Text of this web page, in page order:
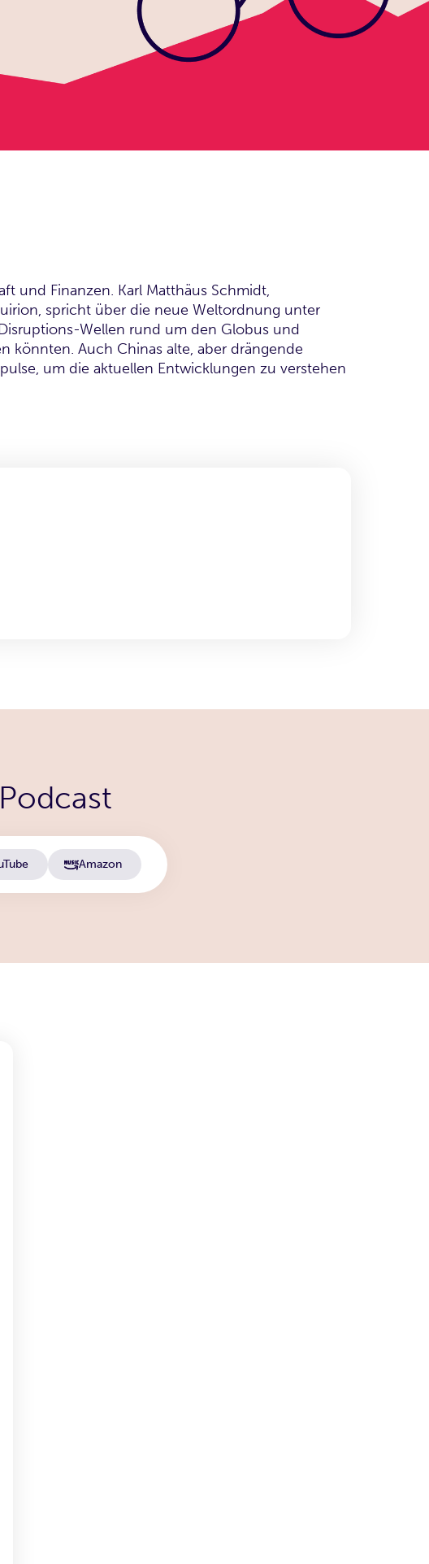
und Finanzen. Karl Matthäus Schmidt,
spricht über die neue Weltordnung unter
Wellen rund um den Globus und
könnten. Auch Chinas alte, aber drängende
um die aktuellen Entwicklungen zu verstehen
Amazon